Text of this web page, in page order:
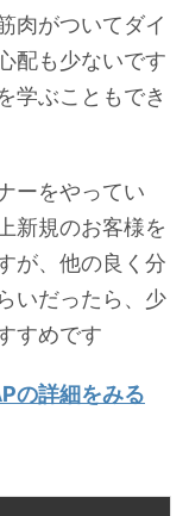
肉がついてダイ
配も少ないです
学ぶこともでき
ーをやってい
新規のお客様を
が、他の良く分
いだったら、少
すめです
の詳細をみる